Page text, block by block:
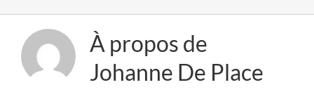
À propos de
Johanne De Place